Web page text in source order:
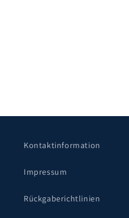
Kontaktinformation
Impressum
Rückgaberichtlinien